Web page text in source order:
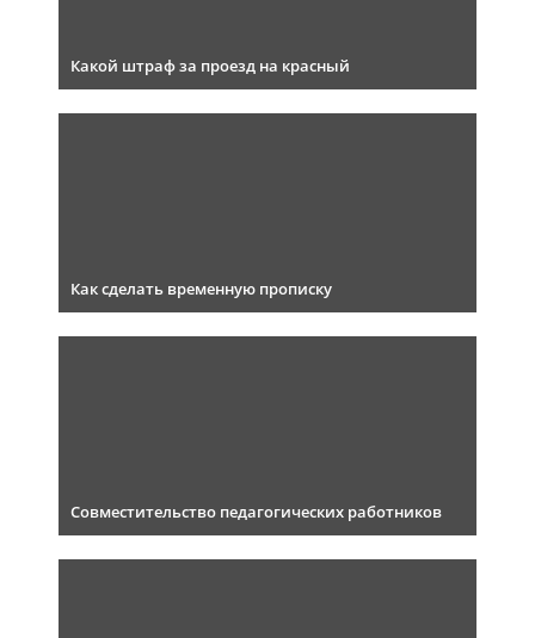
Какой штраф за проезд на красный
Как сделать временную прописку
Совместительство педагогических работников